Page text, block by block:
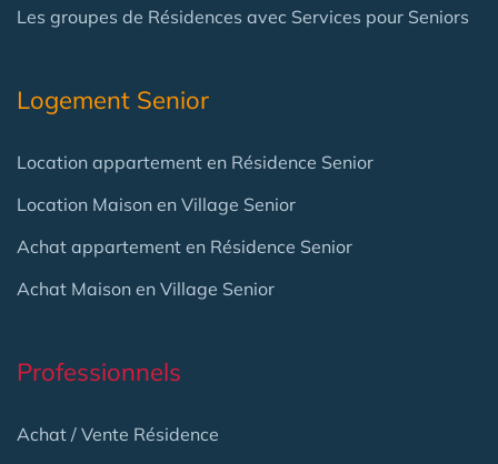
Les groupes de Résidences avec Services pour Seniors
Logement Senior
Location appartement en Résidence Senior
Location Maison en Village Senior
Achat appartement en Résidence Senior
Achat Maison en Village Senior
Professionnels
Achat / Vente Résidence